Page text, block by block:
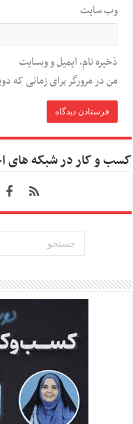
وب‌ سایت
ذخیره نام، ایمیل و وبسایت
من در مرورگر برای زمانی که
کسب و کار در شبکه های